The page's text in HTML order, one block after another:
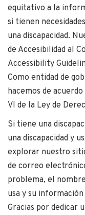
equitativo a la
si tienen
una discapacidad.
de Accesibilidad al
Accessibility
Como entidad de
hacemos de
VI de la Ley de
Si tiene una
una discapacidad y
explorar nuestro
de correo
problema, el
usa y su
Gracias por dedicar